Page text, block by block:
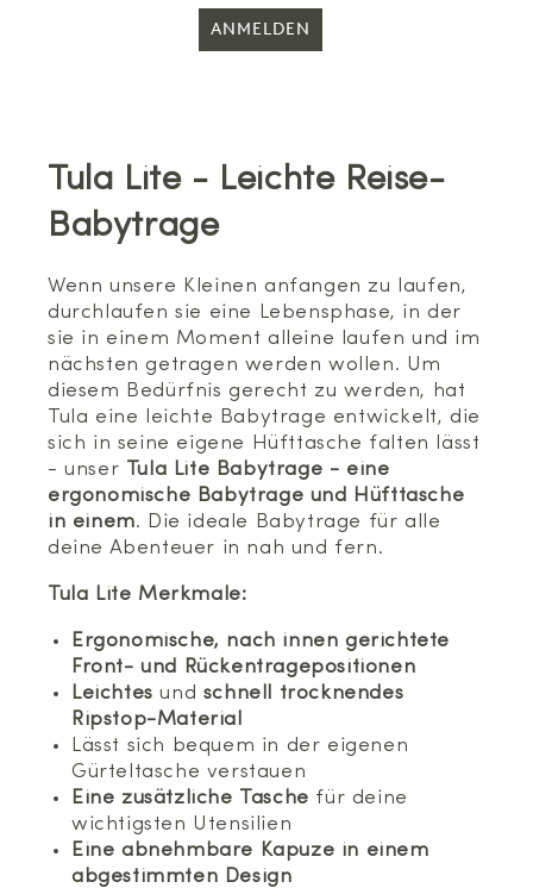
ANMELDEN
Tula Lite - Leichte Reise-
Babytrage
Wenn unsere Kleinen anfangen zu laufen,
durchlaufen sie eine Lebensphase, in der
sie in einem Moment alleine laufen und im
nächsten getragen werden wollen. Um
diesem Bedürfnis gerecht zu werden, hat
Tula eine leichte Babytrage entwickelt, die
sich in seine eigene Hüfttasche falten lässt
- unser
Tula Lite Babytrage - eine
ergonomische Babytrage und Hüfttasche
in einem. Die ideale Babytrage für alle
deine Abenteuer in nah und fern.
Tula Lite Merkmale:
Ergonomische, nach innen gerichtete
Front- und Rückentragepositionen
Leichtes und schnell trocknendes
Ripstop-Material
Lässt sich bequem in der eigenen
Gürteltasche verstauen
Eine zusätzliche Tasche für deine
wichtigsten Utensilien
Eine abnehmbare Kapuze in einem
abgestimmten Design